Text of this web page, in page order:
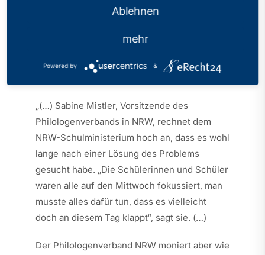
„Eine Blamage für die
Landesregierung“
PhV in den Medien
Veröffentlicht: 20.04.2023
„(…) Sabine Mistler, Vorsitzende des
Philologenverbands in NRW, rechnet dem
NRW-Schulministerium hoch an, dass es wohl
lange nach einer Lösung des Problems
gesucht habe. „Die Schülerinnen und Schüler
waren alle auf den Mittwoch fokussiert, man
musste alles dafür tun, dass es vielleicht
doch an diesem Tag klappt“, sagt sie. (…)
Der Philologenverband NRW moniert aber wie
Ablehnen
mehr
Powered by &